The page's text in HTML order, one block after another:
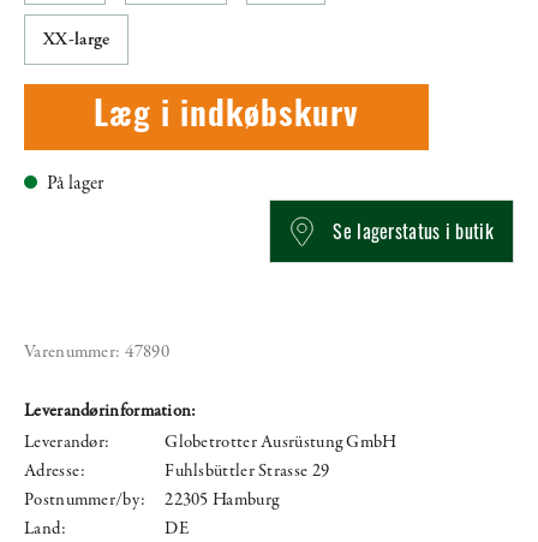
XX-large
Læg i indkøbskurv
På lager
Se lagerstatus i butik
Varenummer: 47890
Leverandørinformation:
Leverandør:
Globetrotter Ausrüstung GmbH
Adresse:
Fuhlsbüttler Strasse 29
Postnummer/by:
22305 Hamburg
Land:
DE